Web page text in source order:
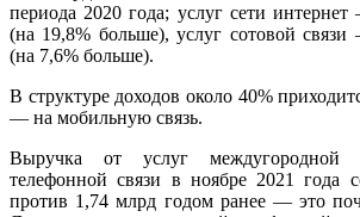
периода 2020 года; услуг сети
(на 19,8% больше), услуг сотовой
(на 7,6% больше).
В структуре доходов около 40%
— на мобильную связь.
Выручка от услуг междугородной
телефонной связи в ноябре 2021 года
против 1,74 млрд годом ранее — это